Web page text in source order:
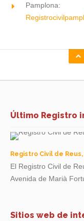
Pamplona:
Último Registro
Registro Civil de
El Registro Civil de
Avenida de Marià
Sitios web de